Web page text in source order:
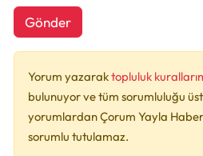
Gönder
Yorum yazaraktopluluk
bulunuyor ve tüm sorumluluğu
yorumlardan Çorum Yayla
sorumlu tutulamaz.